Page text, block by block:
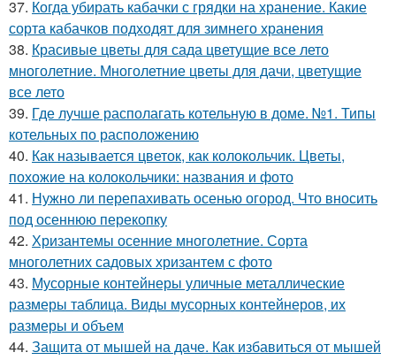
37. Когда убирать кабачки с грядки на хранение. Какие
сорта кабачков подходят для зимнего хранения
38. Красивые цветы для сада цветущие все лето
многолетние. Многолетние цветы для дачи, цветущие
все лето
39. Где лучше располагать котельную в доме. №1. Типы
котельных по расположению
40. Как называется цветок, как колокольчик. Цветы,
похожие на колокольчики: названия и фото
41. Нужно ли перепахивать осенью огород. Что вносить
под осеннюю перекопку
42. Хризантемы осенние многолетние. Сорта
многолетних садовых хризантем с фото
43. Мусорные контейнеры уличные металлические
размеры таблица. Виды мусорных контейнеров, их
размеры и объем
44. Защита от мышей на даче. Как избавиться от мышей